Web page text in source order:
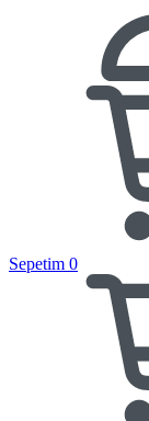
Sepetim 0